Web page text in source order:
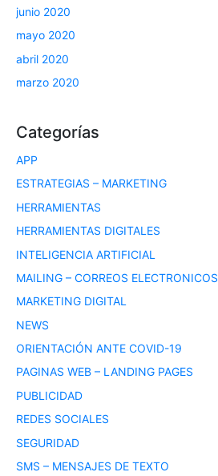
junio 2020
mayo 2020
abril 2020
marzo 2020
Categorías
APP
ESTRATEGIAS – MARKETING
HERRAMIENTAS
HERRAMIENTAS DIGITALES
INTELIGENCIA ARTIFICIAL
MAILING – CORREOS ELECTRONICOS
MARKETING DIGITAL
NEWS
ORIENTACIÓN ANTE COVID-19
PAGINAS WEB – LANDING PAGES
PUBLICIDAD
REDES SOCIALES
SEGURIDAD
SMS – MENSAJES DE TEXTO